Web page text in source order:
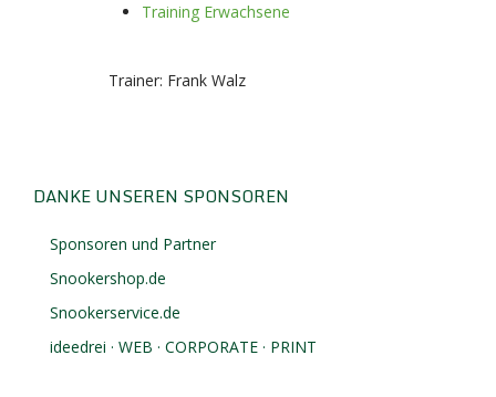
Training Erwachsene
Trainer: Frank Walz
DANKE UNSEREN SPONSOREN
Sponsoren und Partner
Snookershop.de
Snookerservice.de
ideedrei · WEB · CORPORATE · PRINT